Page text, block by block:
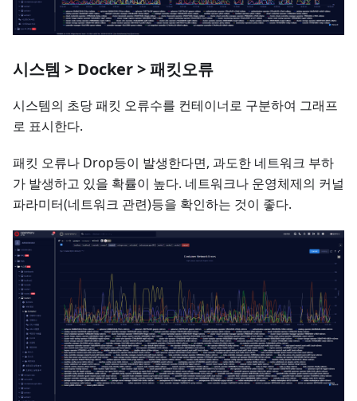
시스템 > Docker > 패킷오류
시스템의 초당 패킷 오류수를 컨테이너로 구분하여 그래프
로 표시한다.
패킷 오류나 Drop등이 발생한다면, 과도한 네트워크 부하
가 발생하고 있을 확률이 높다. 네트워크나 운영체제의 커널
파라미터(네트워크 관련)등을 확인하는 것이 좋다.